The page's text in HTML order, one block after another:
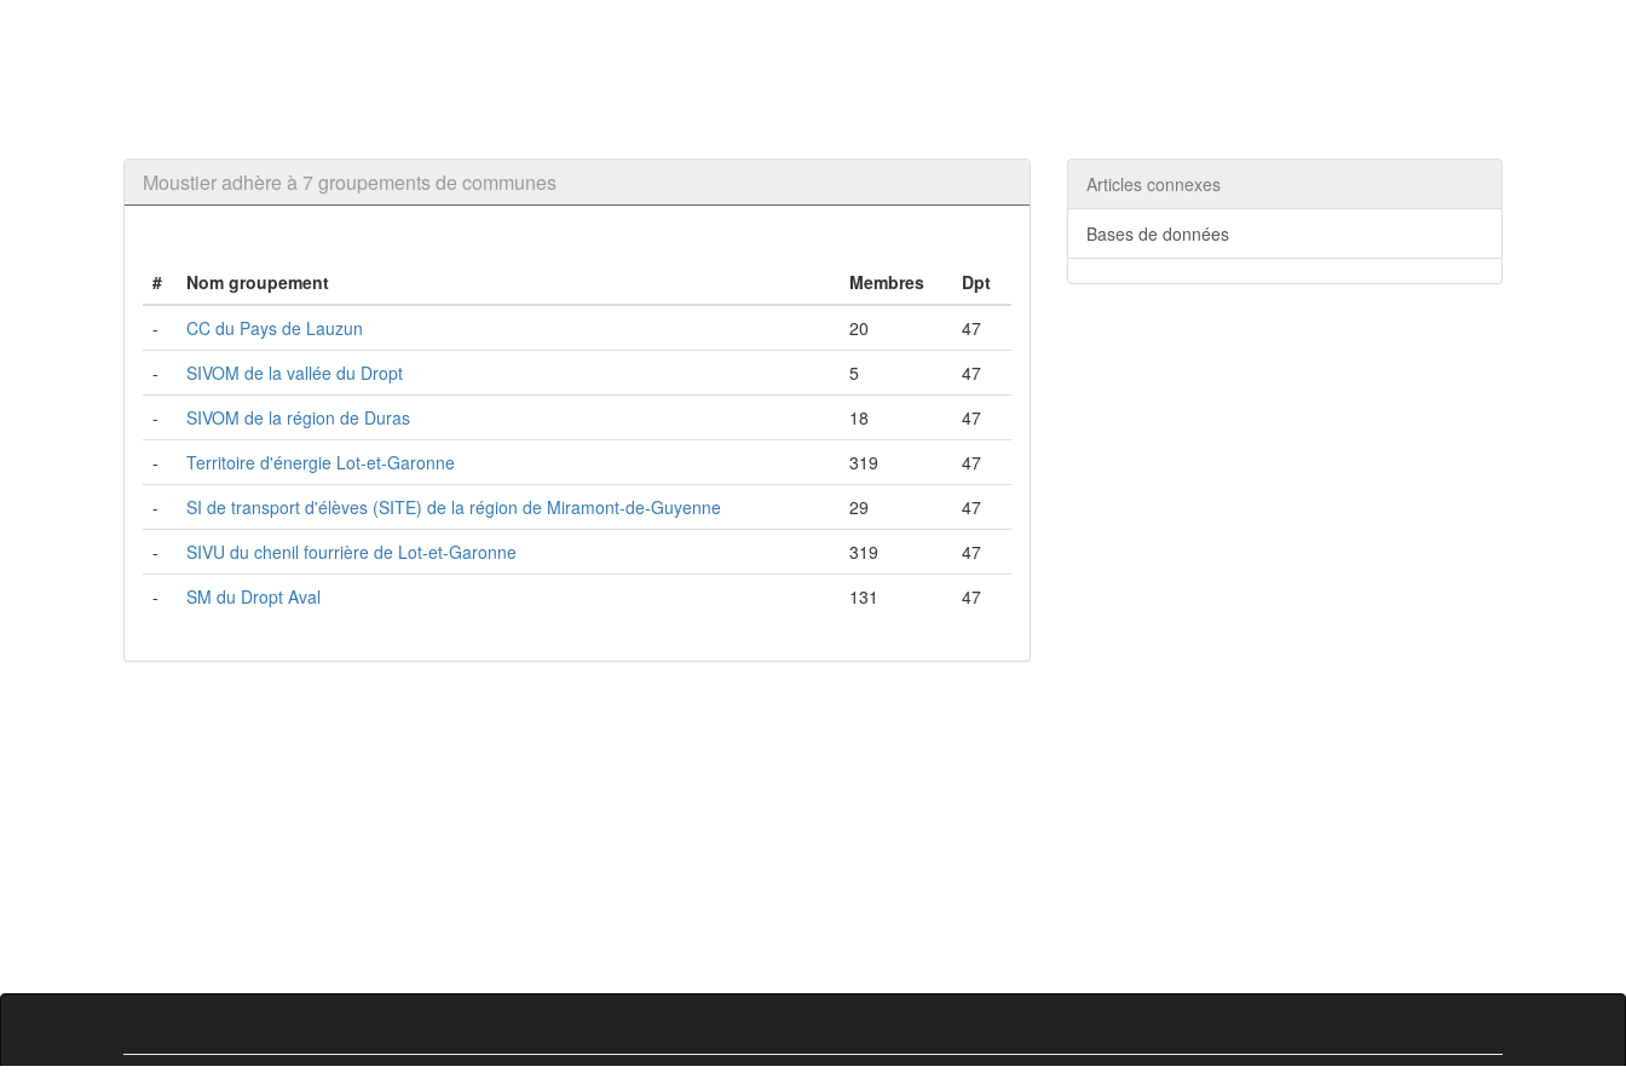
Moustier adhère à 7 groupements de communes
# Nom groupement Membres
Dpt
-
CC du Pays de Lauzun 20
47
-
SIVOM de la vallée du Dropt 5
47
-
SIVOM de la région de Duras 18
47
-
Territoire d'énergie Lot-et-Garonne 319
47
-
SI de transport d'élèves (SITE) de la région de Miramont-de-Guyenne 29
47
-
SIVU du chenil fourrière de Lot-et-Garonne 319
47
-
SM du Dropt Aval 131 47
Articles connexes
Bases de données